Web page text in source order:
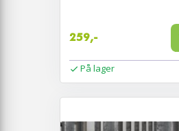
259,-
På lager